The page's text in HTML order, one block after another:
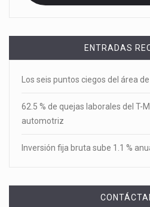
ENTRADAS
Los seis puntos ciegos del área
62.5 % de quejas laborales del T-
automotriz
Inversión fija bruta sube 1.1 %